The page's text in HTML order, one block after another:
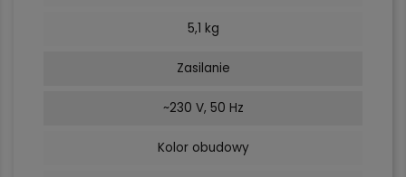
5,1 kg
Zasilanie
~230 V, 50 Hz
Kolor obudowy